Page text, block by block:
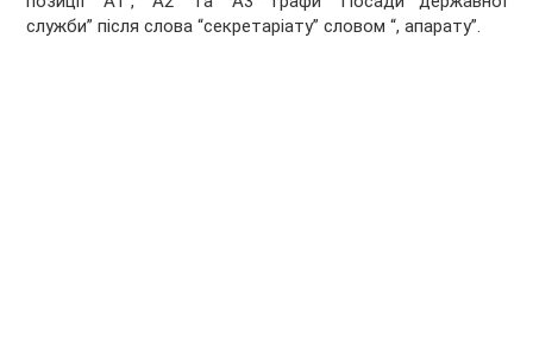
служби” після слова “секретаріату” словом “, апарату”.